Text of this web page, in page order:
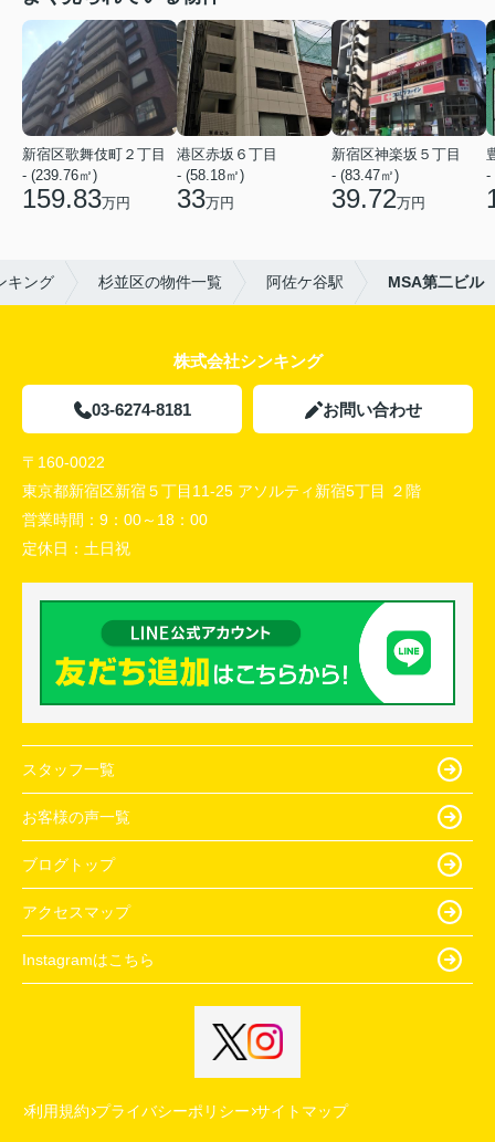
新宿区歌舞伎町２丁目
- (239.76㎡)
159.83万円
港区赤坂６丁目
- (58.18㎡)
33万円
新宿区神楽坂５丁目
- (83.47㎡)
39.72万円
-
キング 杉並区の物件一覧 阿佐ケ谷駅 MSA第二ビル
株式会社シンキング
03-6274-8181 お問い合わせ
〒160-0022
東京都新宿区新宿５丁目11-25 アソルティ新宿5丁目 ２階
営業時間： 9：00～18：00
定休日： 土日祝
スタッフ一覧
お客様の声一覧
ブログトップ
アクセスマップ
Instagramはこちら
利用規約 プライバシーポリシー サイトマップ